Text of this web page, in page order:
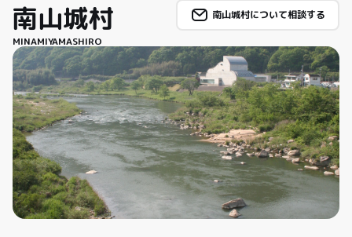
南山城村
MINAMIYAMASHIRO
南山城村について相談する